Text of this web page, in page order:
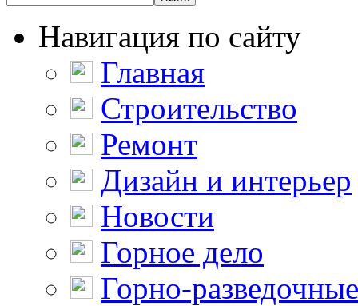
Навигация по сайту
Главная
Строительство
Ремонт
Дизайн и интерьер
Новости
Горное дело
Горно-